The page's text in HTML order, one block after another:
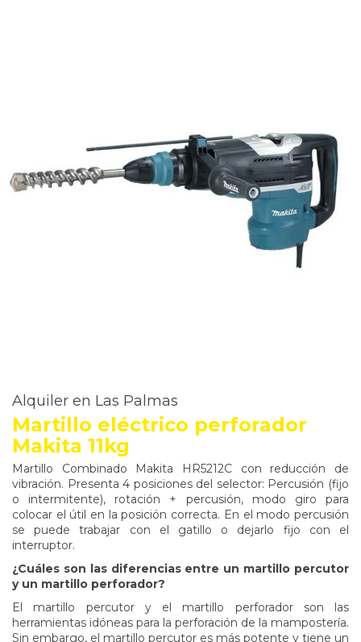
Alquiler en Las Palmas
Martillo eléctrico perforador
Makita 11kg
Martillo Combinado Makita HR5212C con reducción de
vibración. Presenta 4 posiciones del selector: Percusión (fijo
o intermitente), rotación + percusión, modo giro para
colocar el útil en la posición correcta. En el modo percusión
se puede trabajar con el gatillo o dejarlo fijo con el
interruptor.
¿Cuáles son las diferencias entre un martillo percutor
y un martillo perforador?
El martillo percutor y el martillo perforador son las
herramientas idóneas para la perforación de la mampostería.
Sin embargo, el martillo percutor es más potente y tiene un